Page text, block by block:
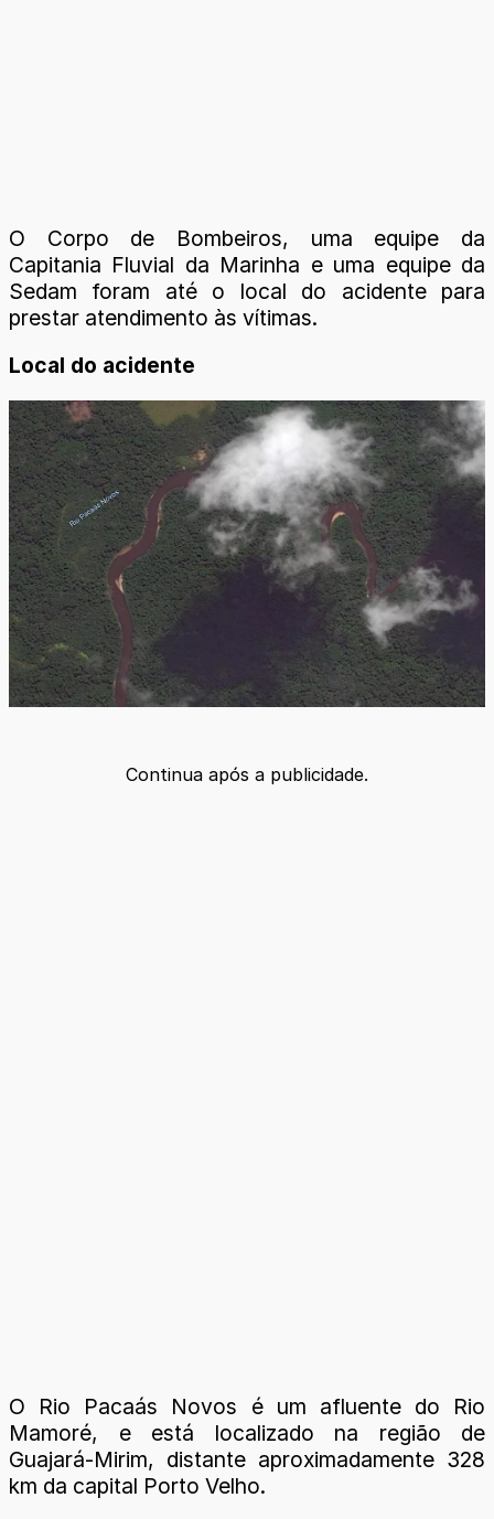
O Corpo de Bombeiros, uma equipe da
Capitania Fluvial da Marinha e uma equipe da
Sedam foram até o local do acidente para
prestar atendimento às vítimas.
Local do acidente
Continua após a publicidade.
O Rio Pacaás Novos é um afluente do Rio
Mamoré, e está localizado na região de
Guajará-Mirim, distante aproximadamente 328
km da capital Porto Velho.